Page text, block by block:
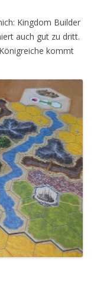
Kingdom Builder
auch gut zu dritt.
kommt